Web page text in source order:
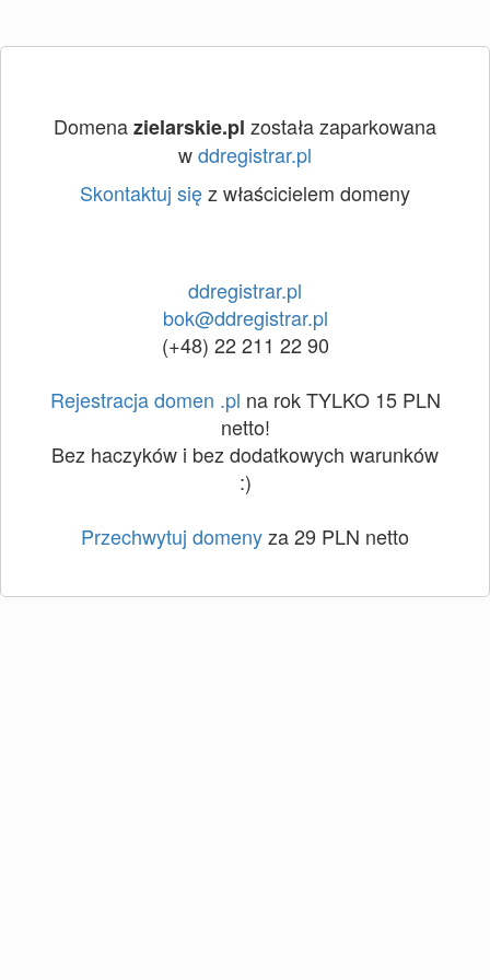
Domenazielarskie.pl została zaparkowana
wddregistrar.pl
Skontaktuj sięz właścicielem domeny
ddregistrar.pl
bok@ddregistrar.pl
(+48) 22 211 22 90
Rejestracja domen .pl na rok TYLKO 15 PLN
netto!
Bez haczyków i bez dodatkowych warunków
:)
Przechwytuj domenyza 29 PLN netto